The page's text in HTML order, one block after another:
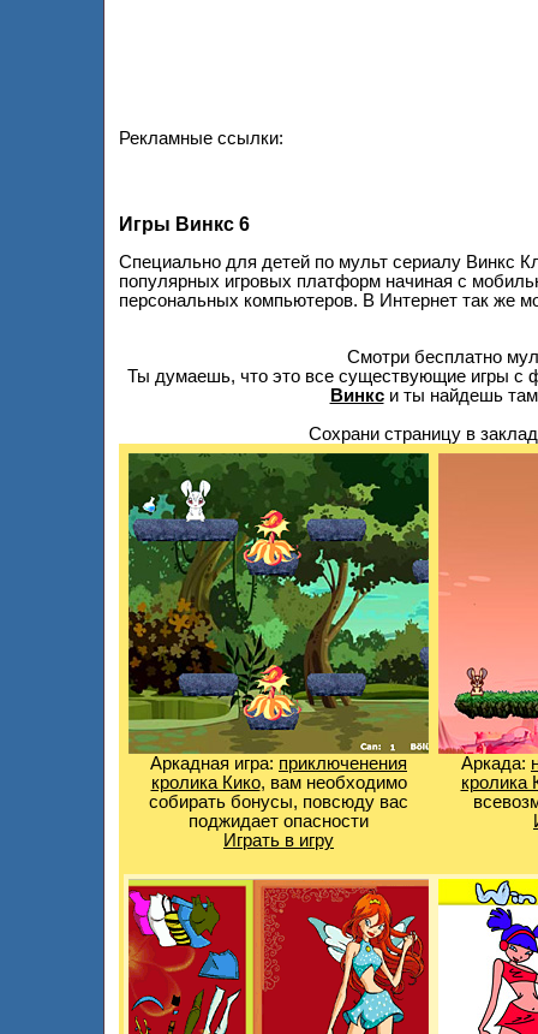
Рекламные ссылки:
Игры Винкс 6
Специально для детей по мульт сериалу Винкс
популярных игровых платформ начиная с
персональных компьютеров. В Интернет так же
Смотри бесплатно
Ты думаешь, что это все существующие игры с
Винкси ты найдешь
Сохрани страницу в
Аркадная игра: приключенения
кролика Кико, вам необходимо
собирать бонусы, повсюду вас
поджидает опасности
Играть в игру
Аркада:
кролика